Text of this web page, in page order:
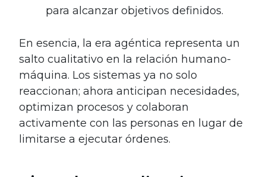
para alcanzar objetivos definidos.
En esencia, la era agéntica representa un
salto cualitativo en la relación humano-
máquina. Los sistemas ya no solo
reaccionan; ahora anticipan necesidades,
optimizan procesos y colaboran
activamente con las personas en lugar de
limitarse a ejecutar órdenes.